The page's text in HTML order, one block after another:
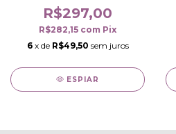
R$297,00
R$282,15 com Pix
6 x de R$49,50 sem juros
ESPIAR